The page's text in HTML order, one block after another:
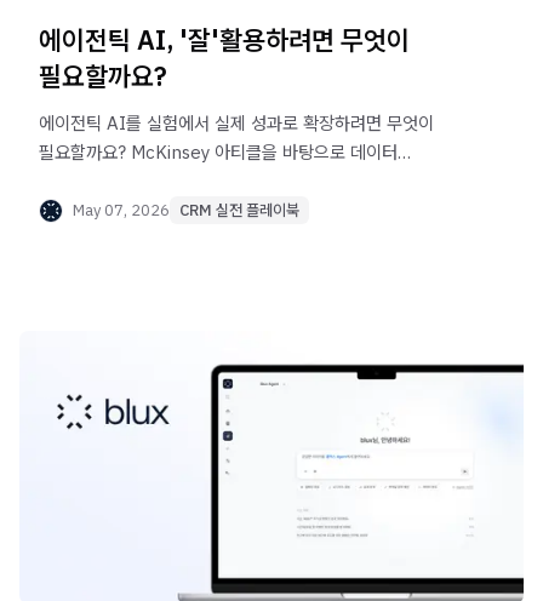
에이전틱 AI, '잘'활용하려면 무엇이
필요할까요?
에이전틱 AI를 실험에서 실제 성과로 확장하려면 무엇이
필요할까요? McKinsey 아티클을 바탕으로 데이터
May 07, 2026 CRM 실전 플레이북